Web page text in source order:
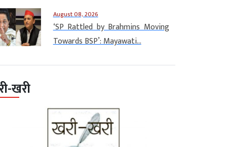
August 08, 2026
‘SP Rattled by Brahmins Moving
Towards BSP’: Mayawati...
खरी